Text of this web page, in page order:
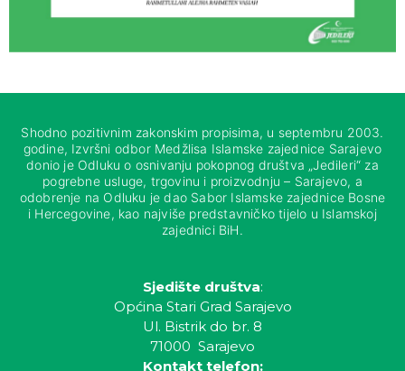
Shodno pozitivnim zakonskim propisima, u septembru 2003.
godine, Izvršni odbor Medžlisa Islamske zajednice Sarajevo
donio je Odluku o osnivanju pokopnog društva „Jedileri“ za
pogrebne usluge, trgovinu i proizvodnju – Sarajevo, a
odobrenje na Odluku je dao Sabor Islamske zajednice Bosne
i Hercegovine, kao najviše predstavničko tijelo u Islamskoj
zajednici BiH.
Sjedište društva:
Općina Stari Grad Sarajevo
Ul. Bistrik do br. 8
71000 Sarajevo
Kontakt telefon: